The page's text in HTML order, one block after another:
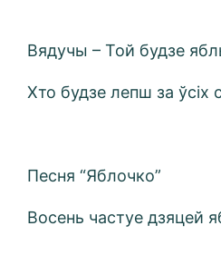
Вядучы – Той будзе
Хто будзе лепш за ўсіх
Песня “Яблочко”
Восень частуе дзяцей